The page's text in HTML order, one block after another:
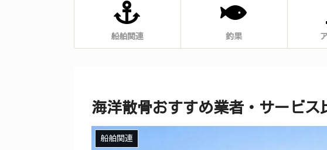
船舶関連 釣果
海洋散骨おすすめ業者・サービス
船舶関連